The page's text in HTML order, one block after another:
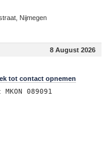
Nijmegen
8 August 2026
tot contact opnemen
089091